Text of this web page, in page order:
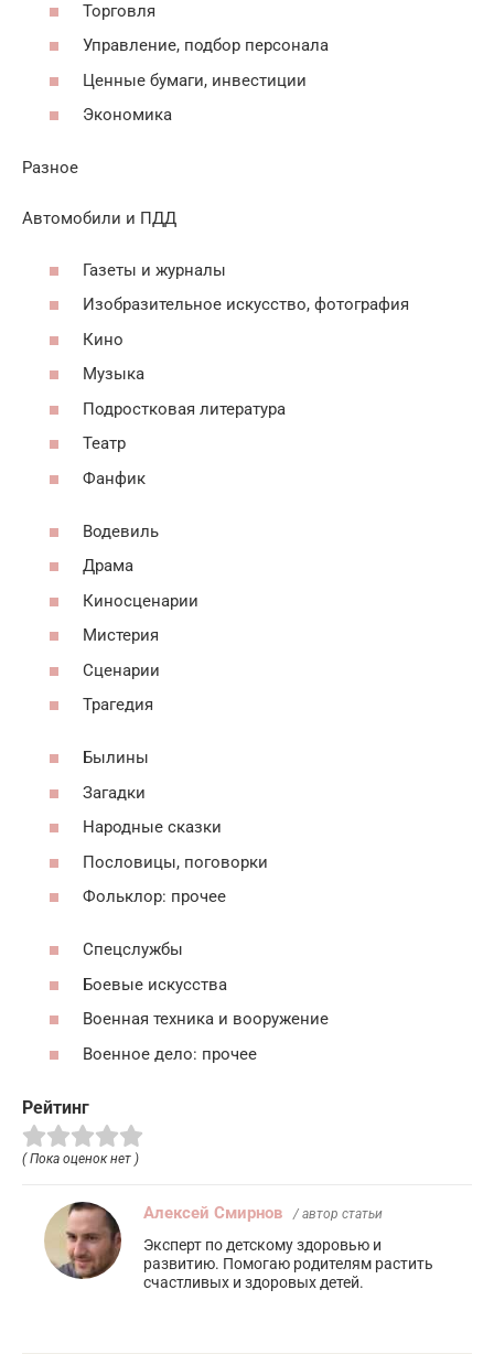
Торговля
Управление, подбор персонала
Ценные бумаги, инвестиции
Экономика
Разное
Автомобили и ПДД
Газеты и журналы
Изобразительное искусство, фотография
Кино
Музыка
Подростковая литература
Театр
Фанфик
Водевиль
Драма
Киносценарии
Мистерия
Сценарии
Трагедия
Былины
Загадки
Народные сказки
Пословицы, поговорки
Фольклор: прочее
Спецслужбы
Боевые искусства
Военная техника и вооружение
Военное дело: прочее
Рейтинг
( Пока оценок нет )
Алексей Смирнов / автор статьи
Эксперт по детскому здоровью и
развитию. Помогаю родителям растить
счастливых и здоровых детей.